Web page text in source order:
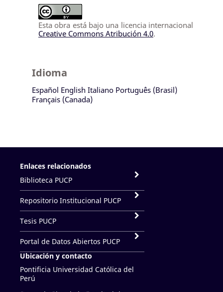
Esta obra está bajo una licencia internacional
Creative Commons Atribución 4.0.
Idioma
Español English Italiano Português (Brasil)
Français (Canada)
Enlaces relacionados
Biblioteca PUCP
Repositorio Institucional PUCP
Tesis PUCP
Portal de Datos Abiertos PUCP
Ubicación y contacto
Pontificia Universidad Católica del
Perú